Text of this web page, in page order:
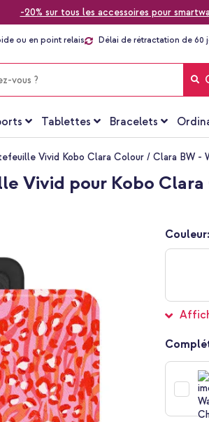
-20% sur tous les accessoires pour
ou en point relais Délai de rétractation de 60
Tablettes Bracelets
Vivid Kobo Clara Colour / Clara BW -
Vivid pour Kobo